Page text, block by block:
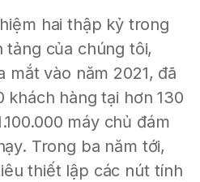
hai thập kỷ trong
tảng của chúng tôi,
mắt vào năm 2021, đã
khách hàng tại hơn 130
máy chủ đám
Trong ba năm tới,
thiết lập các nút tính